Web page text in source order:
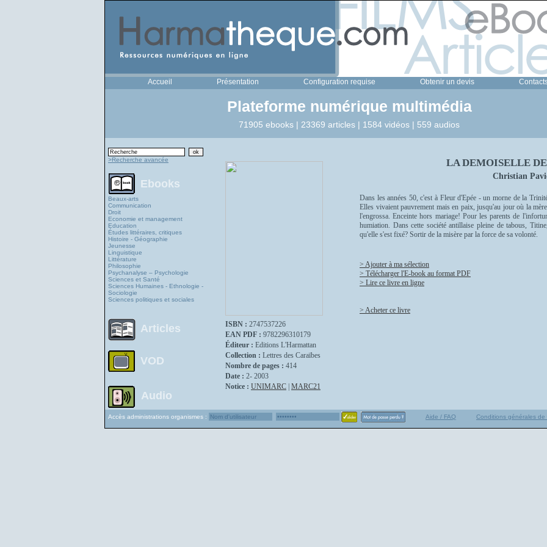
Accueil Présentation Configuration requise Obtenir un devis
Plateforme numérique multimédia
71905 ebooks | 23369 articles | 1584 vidéos | 559 audios
>Recherche avancée
Ebooks
Beaux-arts
Communication
Droit
Economie et management
Education
Études littéraires, critiques
Histoire - Géographie
Jeunesse
Linguistique
Littérature
Philosophie
Psychanalyse – Psychologie
Sciences et Santé
Sciences Humaines - Ethnologie -
Sociologie
Sciences politiques et sociales
Articles
VOD
Audio
ISBN : 2747537226
EAN PDF : 9782296310179
Éditeur : Editions L'Harmattan
Collection : Lettres des Caraïbes
Nombre de pages : 414
Date : 2- 2003
Notice : UNIMARC MARC21
LA DEMOISELLE
Christian
Dans les années 50, c'est à Fleur d'Epée - un morne de la
Elles vivaient pauvrement mais en paix, jusqu'au jour où la
l'engrossa. Enceinte hors mariage! Pour les parents de
humiation. Dans cette société antillaise pleine de tabous,
qu'elle s'est fixé? Sortir de la misère par la force de sa volonté.
> Ajouter à ma sélection
> Télécharger l'E-book au format PDF
> Lire ce livre en ligne
> Acheter ce livre
Accès administrations organismes : Aide / FAQ Conditions générales de